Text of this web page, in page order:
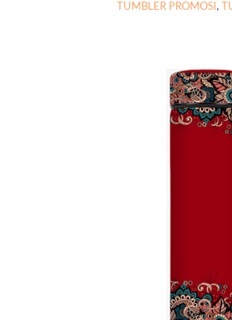
TUMBLER PROMOSI,